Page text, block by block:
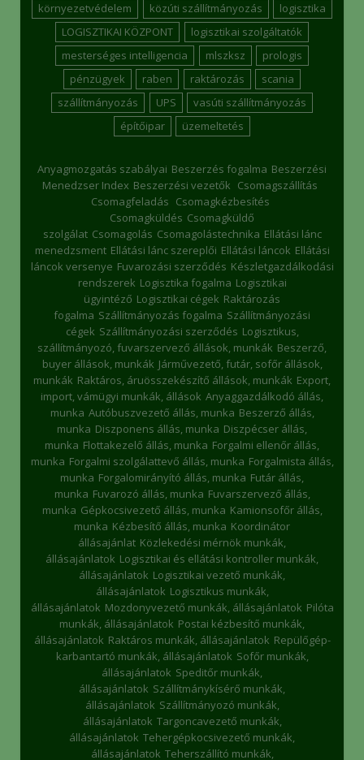
környezetvédelem
közúti szállítmányozás
logisztika
LOGISZTIKAI KÖZPONT
logisztikai szolgáltatók
mesterséges intelligencia
mlszksz
prologis
pénzügyek
raben raktározás
scania
szállítmányozás
UPS
vasúti szállítmányozás
építőipar
üzemeltetés
Anyagmozgatás szabályai Beszerzés fogalma Beszerzési
Menedzser Index Beszerzési vezetők Csomagszállítás
Csomagfeladás Csomagkézbesítés
Csomagküldés Csomagküldő
szolgálat Csomagolás Csomagolástechnika Ellátási lánc
menedzsment Ellátási lánc szereplői Ellátási láncok Ellátási
láncok versenye Fuvarozási szerződés Készletgazdálkodási
rendszerek Logisztika fogalma Logisztikai
ügyintéző Logisztikai cégek Raktározás
fogalma Szállítmányozás fogalma Szállítmányozási
cégek Szállítmányozási szerződés Logisztikus,
szállítmányozó, fuvarszervező állások, munkák Beszerző,
buyer állások, munkák Járművezető, futár, sofőr állások,
munkák Raktáros, áruösszekészítő állások, munkák Export,
import, vámügyi munkák, állások Anyaggazdálkodó állás,
munka Autóbuszvezető állás, munka Beszerző állás,
munka Diszponens állás, munka Diszpécser állás,
munka Flottakezelő állás, munka Forgalmi ellenőr állás,
munka Forgalmi szolgálattevő állás, munka Forgalmista állás,
munka Forgalomirányító állás, munka Futár állás,
munka Fuvarozó állás, munka Fuvarszervező állás,
munka Gépkocsivezető állás, munka Kamionsofőr állás,
munka Kézbesítő állás, munka Koordinátor
állásajánlat Közlekedési mérnök munkák,
állásajánlatok Logisztikai és ellátási kontroller munkák,
állásajánlatok Logisztikai vezető munkák,
állásajánlatok Logisztikus munkák,
állásajánlatok Mozdonyvezető munkák, állásajánlatok Pilóta
munkák, állásajánlatok Postai kézbesítő munkák,
állásajánlatok Raktáros munkák, állásajánlatok Repülőgép-
karbantartó munkák, állásajánlatok Sofőr munkák,
állásajánlatok Speditőr munkák,
állásajánlatok Szállítmánykísérő munkák,
állásajánlatok Szállítmányozó munkák,
állásajánlatok Targoncavezető munkák,
állásajánlatok Tehergépkocsivezető munkák,
állásajánlatok Teherszállító munkák,